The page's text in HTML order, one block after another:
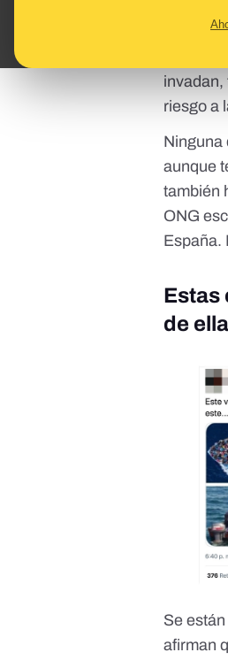
como
como
un
invadan,
riesgo a
Ninguna
aunque
también
ONG
España.
Estas
de
Se
afirman